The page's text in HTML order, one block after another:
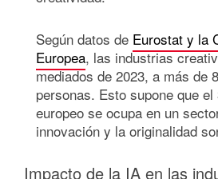
Según datos de Eurostat y la
Europea, las industrias
mediados de 2023, a más de
personas. Esto supone que
europeo se ocupa en un
innovación y la originalidad
Impacto de la IA en las